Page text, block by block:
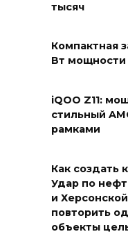
тысяч
Компактная
Вт мощности
iQOO Z11:
стильный
рамками
Как создать
Удар по
и
повторить
объекты